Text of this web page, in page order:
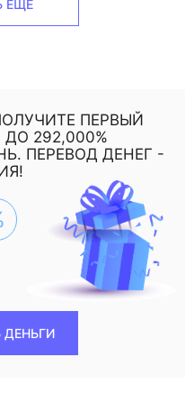
ЕЩЁ
ПЕРВЫЙ
292,000%
ПЕРЕВОД ДЕНЕГ -
ДЕНЬГИ